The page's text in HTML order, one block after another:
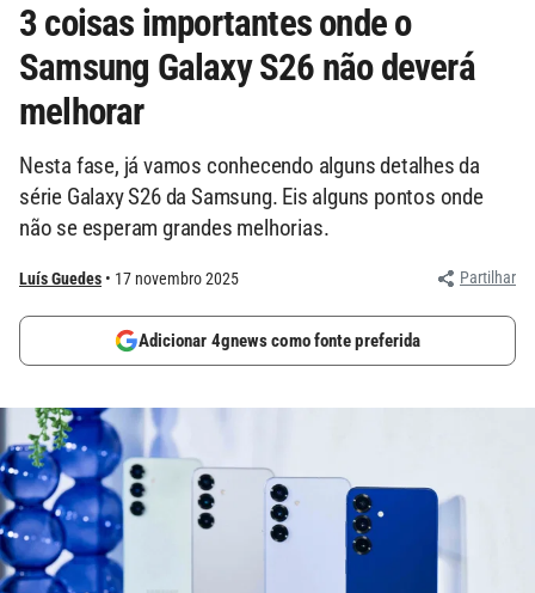
3 coisas importantes onde o
Samsung Galaxy S26 não deverá
melhorar
Nesta fase, já vamos conhecendo alguns detalhes da
série Galaxy S26 da Samsung. Eis alguns pontos onde
não se esperam grandes melhorias.
Luís Guedes 17 novembro 2025 Partilhar
Adicionar 4gnews como fonte preferida